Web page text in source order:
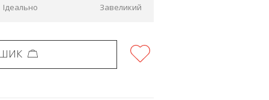
Ідеально Завеликий